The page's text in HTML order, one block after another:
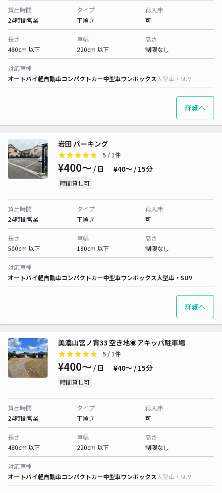
貸出時間
24時間営業
タイプ
平置き
再入庫
可
長さ
480cm 以下
車幅
220cm 以下
高さ
制限なし
対応車種
オートバイ軽自動車コンパクトカー中型車ワンボックス大型車・SUV
詳細へ
岩田 パーキング
5 / 1件
¥400〜 / 日 ¥40〜 / 15分
時間貸し可
貸出時間
24時間営業
タイプ
平置き
再入庫
可
長さ
500cm 以下
車幅
190cm 以下
高さ
制限なし
対応車種
オートバイ軽自動車コンパクトカー中型車ワンボックス大型車・SUV
詳細へ
美濃山宮ノ背33 空き地◉アキッパ駐車場
5 / 1件
¥400〜 / 日 ¥40〜 / 15分
時間貸し可
貸出時間
24時間営業
タイプ
平置き
再入庫
可
長さ
480cm 以下
車幅
220cm 以下
高さ
制限なし
対応車種
オートバイ軽自動車コンパクトカー中型車ワンボックス大型車・SUV